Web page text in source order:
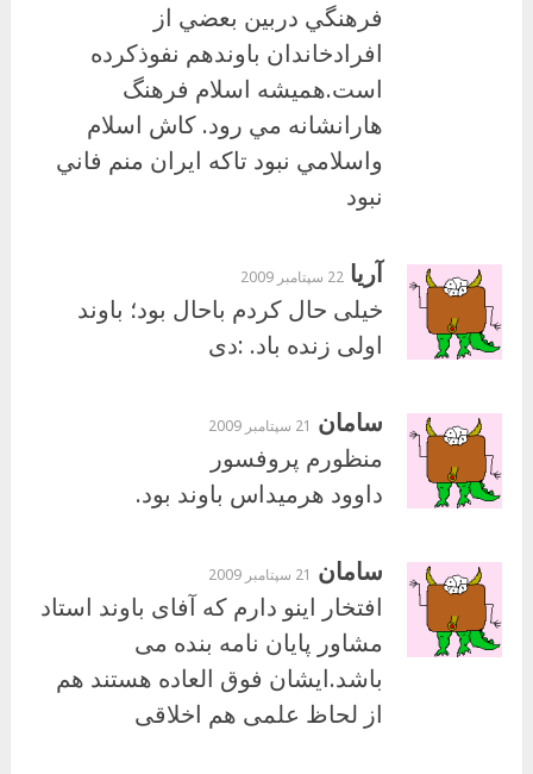
فرهنگي دربين بعضي از
افرادخاندان باوندهم نفوذكرده
است.هميشه اسلام فرهنگ
هارانشانه مي رود. كاش اسلام
واسلامي نبود تاكه ايران منم فاني
نبود
آریا 22 سپتامبر 2009
خیلی حال کردم باحال بود؛ باوند
اولی زنده باد. :دی
سامان 21 سپتامبر 2009
منظورم پروفسور
داوود هرمیداس باوند بود.
سامان 21 سپتامبر 2009
افتخار اینو دارم که آفای باوند استاد
مشاور پایان نامه بنده می
باشد.ایشان فوق العاده هستند هم
از لحاظ علمی هم اخلاقی